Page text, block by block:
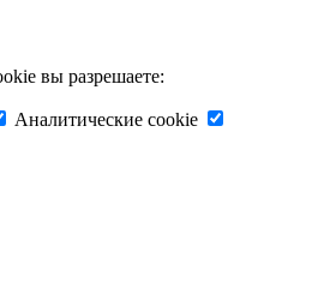
вы разрешаете:
Аналитические cookie